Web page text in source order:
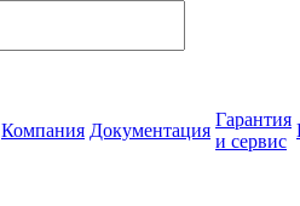
Компания Документация
Гарантия
и сервис